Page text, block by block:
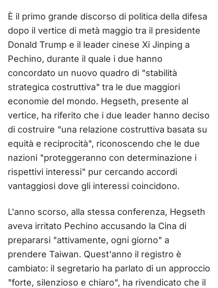
È il primo grande discorso di politica della difesa
dopo il vertice di metà maggio tra il presidente
Donald Trump e il leader cinese Xi Jinping a
Pechino, durante il quale i due hanno
concordato un nuovo quadro di "stabilità
strategica costruttiva" tra le due maggiori
economie del mondo. Hegseth, presente al
vertice, ha riferito che i due leader hanno deciso
di costruire "una relazione costruttiva basata su
equità e reciprocità", riconoscendo che le due
nazioni "proteggeranno con determinazione i
rispettivi interessi" pur cercando accordi
vantaggiosi dove gli interessi coincidono.
L'anno scorso, alla stessa conferenza, Hegseth
aveva irritato Pechino accusando la Cina di
prepararsi "attivamente, ogni giorno" a
prendere Taiwan. Quest'anno il registro è
cambiato: il segretario ha parlato di un approccio
"forte, silenzioso e chiaro", ha rivendicato che il